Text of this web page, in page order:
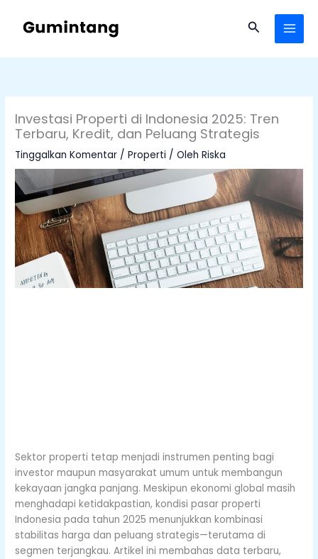
konten
Cari
Investasi Properti di Indonesia 2025: Tren
Terbaru, Kredit, dan Peluang Strategis
Tinggalkan Komentar /Properti / OlehRiska
Sektor properti tetap menjadi instrumen penting bagi
investor maupun masyarakat umum untuk membangun
kekayaan jangka panjang. Meskipun ekonomi global masih
menghadapi ketidakpastian, kondisi pasar properti
Indonesia pada tahun 2025 menunjukkan kombinasi
stabilitas harga dan peluang strategis—terutama di
segmen terjangkau. Artikel ini membahas data terbaru,